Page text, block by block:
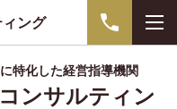
ング
特化した経営指導機関
ンサルティン